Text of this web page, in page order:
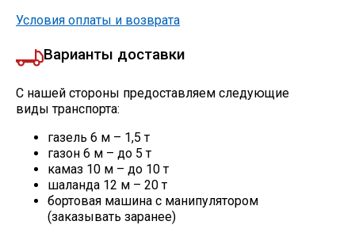
Условия оплаты и возврата
Варианты доставки
С нашей стороны предоставляем следующие
виды транспорта:
газель 6 м – 1,5 т
газон 6 м – до 5 т
камаз 10 м – до 10 т
шаланда 12 м – 20 т
бортовая машина с манипулятором
(заказывать заранее)